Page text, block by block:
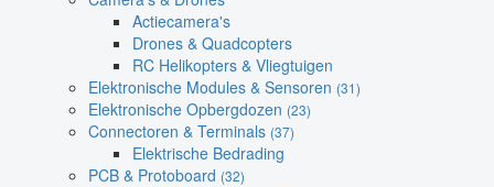
Actiecamera's
Drones & Quadcopters
RC Helikopters & Vliegtuigen
Elektronische Modules & Sensoren (31)
Elektronische Opbergdozen (23)
Connectoren & Terminals (37)
Elektrische Bedrading
PCB & Protoboard (32)